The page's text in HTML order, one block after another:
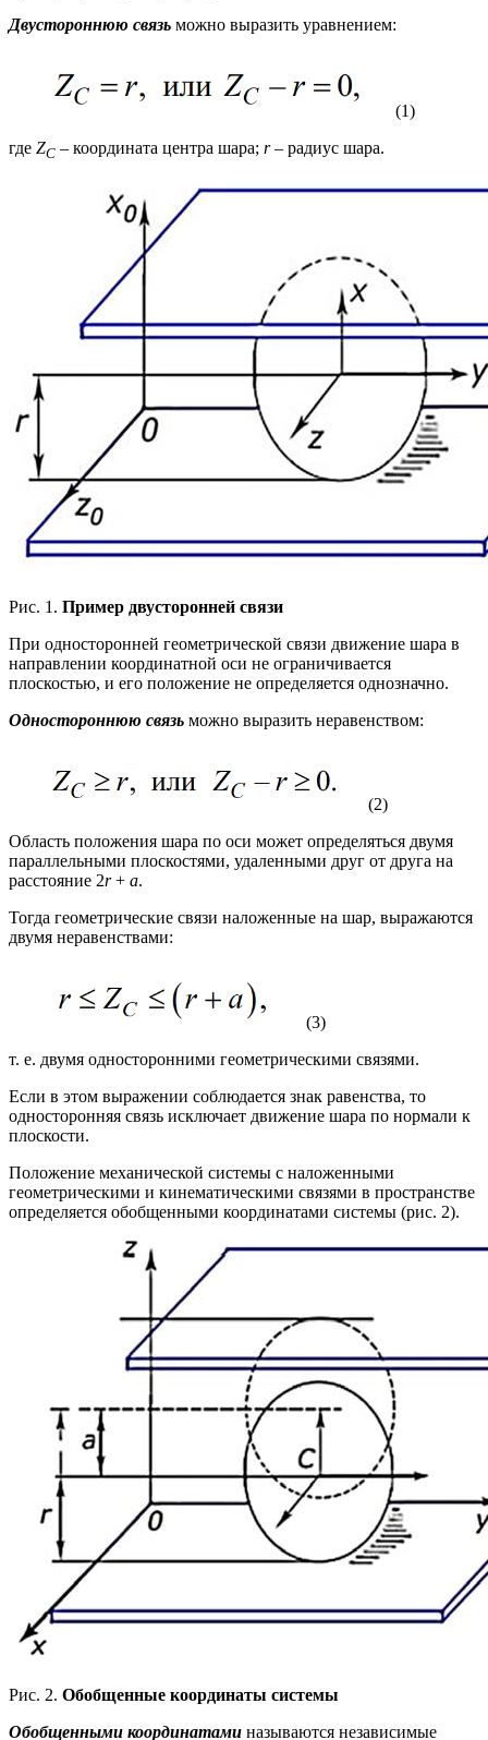
Двустороннюю связь можно выразить уравнением:
(1)
где ZC – координата центра шара; r– радиус шара.
Рис. 1. Пример двусторонней связи
При односторонней геометрической связи движение шара в
направлении координатной оси не ограничивается
плоскостью, и его положение не определяется однозначно.
Одностороннюю связь можно выразить неравенством:
(2)
Область положения шара по оси может определяться двумя
параллельными плоскостями, удаленными друг от друга на
расстояние 2r+ а.
Тогда геометрические связи наложенные на шар, выражаются
двумя неравенствами:
(3)
т. е. двумя односторонними геометрическими связями.
Если в этом выражении соблюдается знак равенства, то
односторонняя связь исключает движение шара по нормали к
плоскости.
Положение механической системы с наложенными
геометрическими и кинематическими связями в пространстве
определяется обобщенными координатами системы (рис. 2).
Рис. 2. Обобщенные координаты системы
Обобщенными координатами называются независимые